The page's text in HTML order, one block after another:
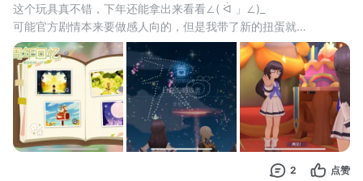
这个玩具真不错，下年还能拿出来看看∠( ᐛ 」∠)_
可能官方剧情本来要做感人向的，但是我带了新的扭蛋就…
2 点赞